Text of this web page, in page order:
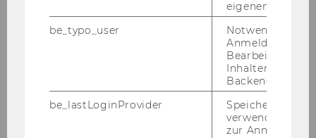
eigenen Profils.
be_typo_user
Notwendig für
Anmeldung und
Bearbeitung von
Inhalten im
Backend.
be_lastLoginProvider
Speichert die
verwendete
zur Anmeldung